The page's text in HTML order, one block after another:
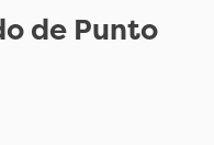
de Punto